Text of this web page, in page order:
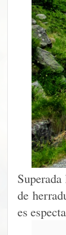
de
es